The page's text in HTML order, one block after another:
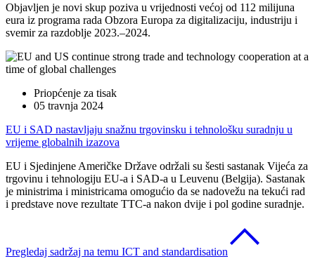
Objavljen je novi skup poziva u vrijednosti većoj od 112 milijuna
eura iz programa rada Obzora Europa za digitalizaciju, industriju i
svemir za razdoblje 2023.–2024.
Priopćenje za tisak
05 travnja 2024
EU i SAD nastavljaju snažnu trgovinsku i tehnološku suradnju u
vrijeme globalnih izazova
EU i Sjedinjene Američke Države održali su šesti sastanak Vijeća za
trgovinu i tehnologiju EU-a i SAD-a u Leuvenu (Belgija). Sastanak
je ministrima i ministricama omogućio da se nadovežu na tekući rad
i predstave nove rezultate TTC-a nakon dvije i pol godine suradnje.
Pregledaj sadržaj na temu ICT and standardisation